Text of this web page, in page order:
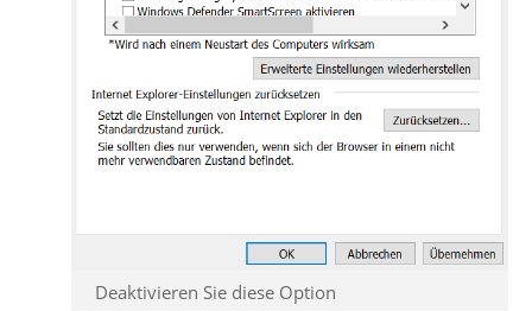
Deaktivieren Sie diese Option